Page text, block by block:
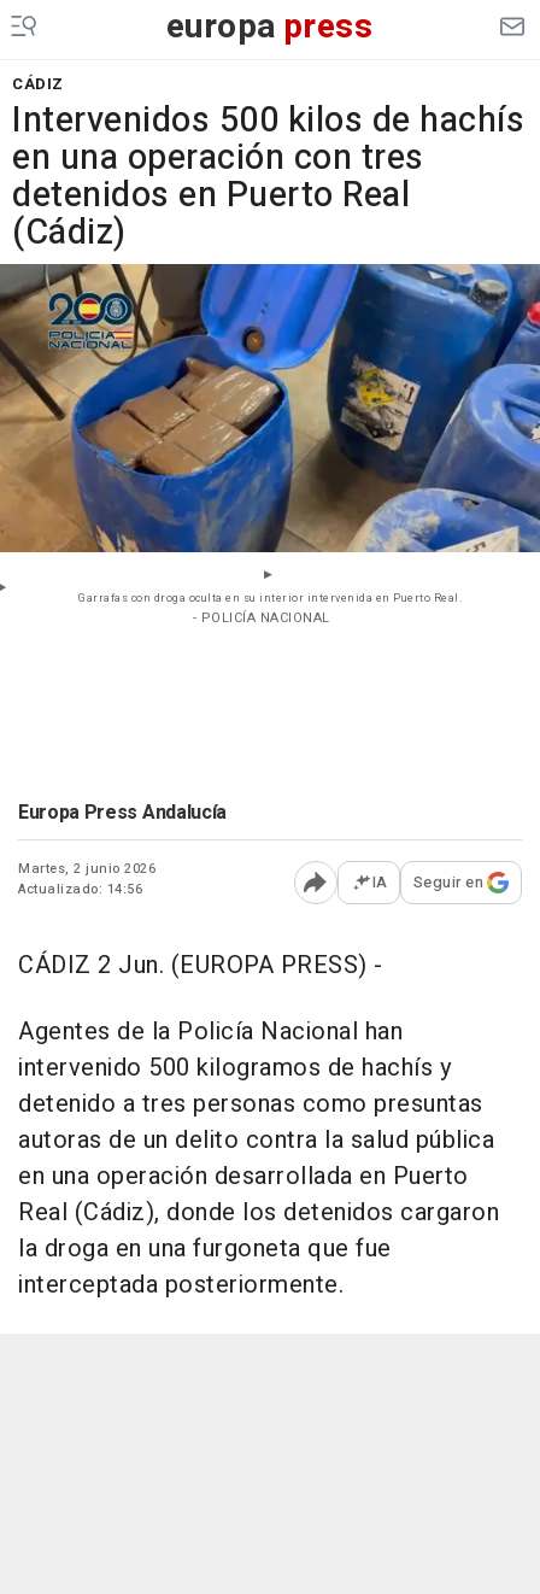
europa press
CÁDIZ
Intervenidos 500 kilos de hachís
en una operación con tres
detenidos en Puerto Real
(Cádiz)
Garrafas con droga oculta en su interior intervenida en Puerto Real.
- POLICÍA NACIONAL
Europa Press Andalucía
Martes, 2 junio 2026
Actualizado: 14:56
Abrir opciones para
IA Seguir en
CÁDIZ 2 Jun. (EUROPA PRESS) -
Agentes de la Policía Nacional han
intervenido 500 kilogramos de hachís y
detenido a tres personas como presuntas
autoras de un delito contra la salud pública
en una operación desarrollada en Puerto
Real (Cádiz), donde los detenidos cargaron
la droga en una furgoneta que fue
interceptada posteriormente.